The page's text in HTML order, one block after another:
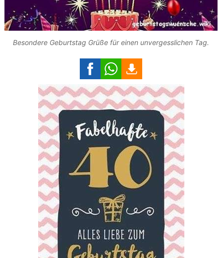
Besondere Geburtstag Grüße für einen unvergesslichen Tag.